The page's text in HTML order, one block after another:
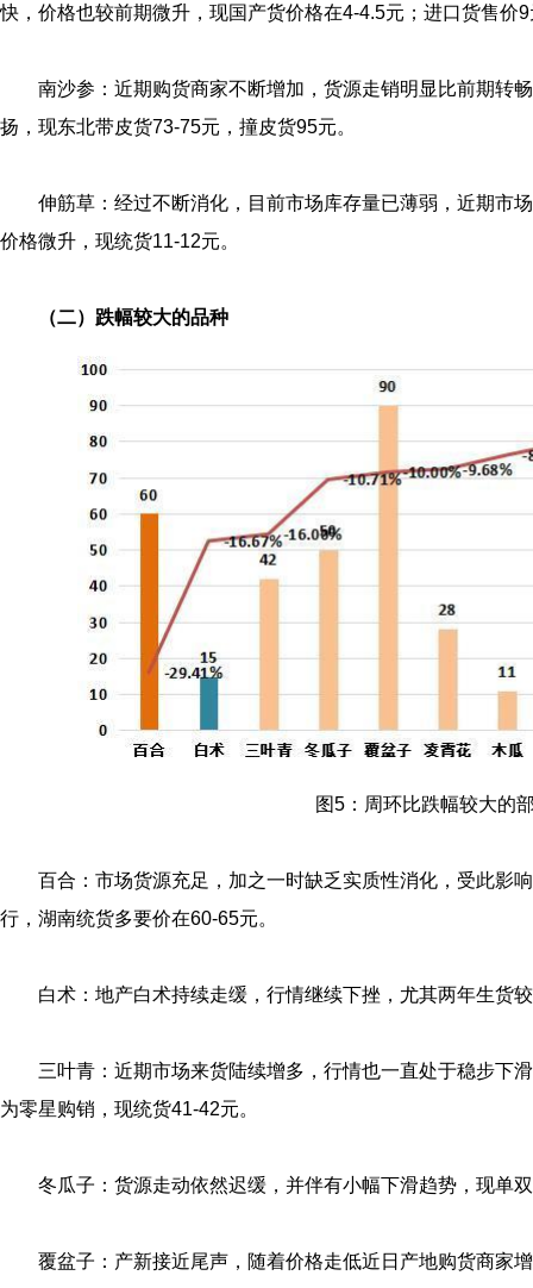
快，价格也较前期微升，现国产货价格在4-4.5元；进口货售价
南沙参：近期购货商家不断增加，货源走销明显比前期转
扬，现东北带皮货73-75元，撞皮货95元。
伸筋草：经过不断消化，目前市场库存量已薄弱，近期市
价格微升，现统货11-12元。
（二）跌幅较大的品种
图5：周环比跌幅较大的
百合：市场货源充足，加之一时缺乏实质性消化，受此影
行，湖南统货多要价在60-65元。
白术：地产白术持续走缓，行情继续下挫，尤其两年生货
三叶青：近期市场来货陆续增多，行情也一直处于稳步下
为零星购销，现统货41-42元。
冬瓜子：货源走动依然迟缓，并伴有小幅下滑趋势，现单
覆盆子：产新接近尾声，随着价格走低近日产地购货商家